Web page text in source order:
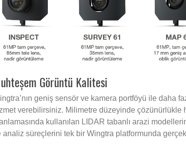
Görüntü Kalitesi
geniş sensör ve kamera portföyü ile daha
verebilirsiniz. Milimetre düzeyinde çözünürlükle
kullanılan LIDAR tabanlı arazi
analiz süreçlerini tek bir Wingtra platformunda